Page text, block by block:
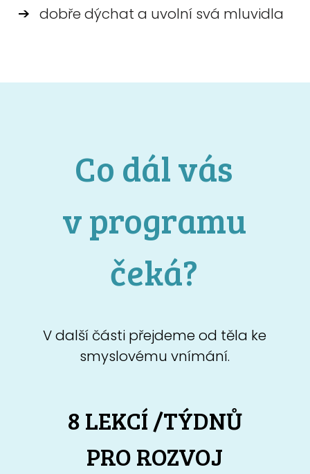
dobře dýchat a uvolní svá mluvidla
Co dál vás
v programu
čeká?
V další části přejdeme od těla ke
smyslovému vnímání.
8 LEKCÍ /TÝDNŮ
PRO ROZVOJ